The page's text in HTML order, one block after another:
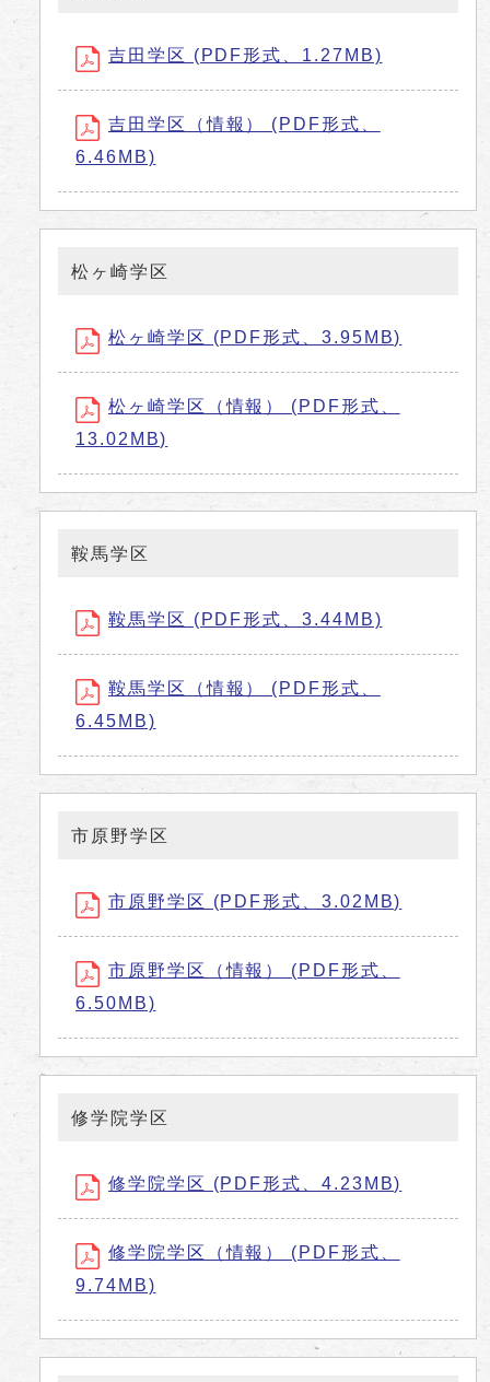
吉田学区 (PDF形式、1.27MB)
吉田学区（情報） (PDF形式、
6.46MB)
松ヶ崎学区
松ヶ崎学区 (PDF形式、3.95MB)
松ヶ崎学区（情報） (PDF形式、
13.02MB)
鞍馬学区
鞍馬学区 (PDF形式、3.44MB)
鞍馬学区（情報） (PDF形式、
6.45MB)
市原野学区
市原野学区 (PDF形式、3.02MB)
市原野学区（情報） (PDF形式、
6.50MB)
修学院学区
修学院学区 (PDF形式、4.23MB)
修学院学区（情報） (PDF形式、
9.74MB)